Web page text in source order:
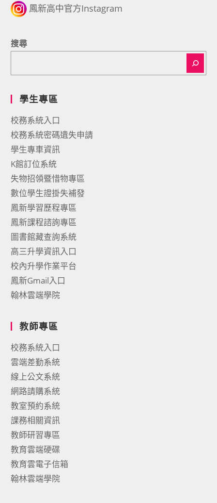
鳳新高中官方Instagram
搜尋
學生專區
校務系統入口
校務系統密碼遺失申請
學生專車資訊
K館訂位系統
失物招領暨惜物專區
數位學生證掛失補發
鳳新學習歷程專區
鳳新課程諮詢專區
圖書館藏查詢系統
高三升學資訊入口
校內升學作業平台
鳳新Gmail入口
翰林雲端學院
教師專區
校務系統入口
雲端差勤系統
線上公文系統
網路請購系統
教室預約系統
課務相關資訊
教師研習專區
教育雲端硬碟
教育雲電子信箱
翰林雲端學院